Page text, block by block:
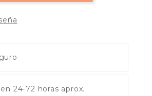
24-72 horas aprox.